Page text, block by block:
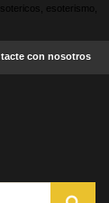
esoterismo,
con nosotros